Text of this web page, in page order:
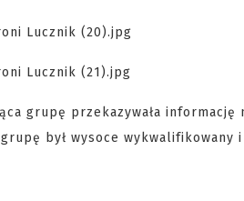
grupę przekazywała
był wysoce wykwalifikowany